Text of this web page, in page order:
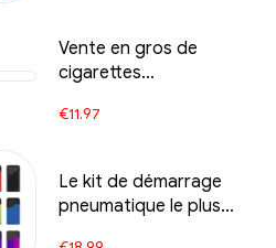
Vente en gros de
cigarettes
GTiO Tank 丨
€11.97
Le kit de démarrage
pneumatique le plus